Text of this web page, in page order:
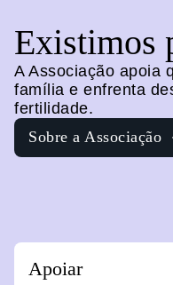
Existimos
A Associação apoia
família e enfrenta
fertilidade.
Sobre a Associação
Apoiar